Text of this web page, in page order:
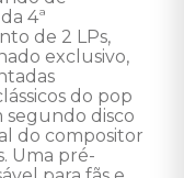
4ª
de 2 LPs,
exclusivo,
do pop
disco
do compositor
Uma pré-